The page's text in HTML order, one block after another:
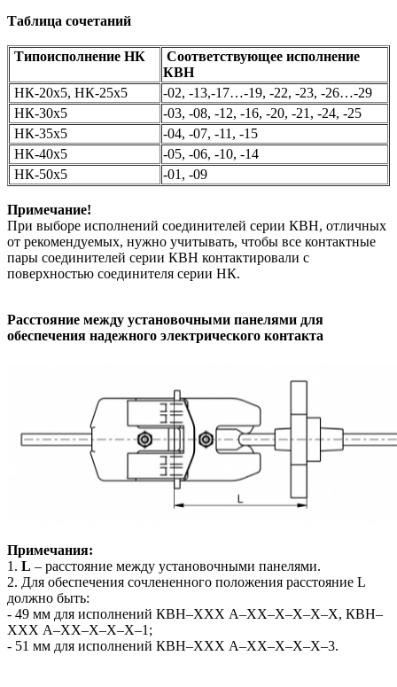
Таблица сочетаний
Типоисполнение НК
Соответствующее исполнение
КВН
НК-20х5, НК-25х5
-02, -13,-17…-19, -22, -23, -26…-29
НК-30х5
-03, -08, -12, -16, -20, -21, -24, -25
НК-35х5
-04, -07, -11, -15
НК-40х5
-05, -06, -10, -14
НК-50х5
-01, -09
Примечание!
При выборе исполнений соединителей серии КВН, отличных
от рекомендуемых, нужно учитывать, чтобы все контактные
пары соединителей серии КВН контактировали с
поверхностью соединителя серии НК.
Расстояние между установочными панелями для
обеспечения надежного электрического контакта
Примечания:
1. L – расстояние между установочными панелями.
2. Для обеспечения сочлененного положения расстояние L
должно быть:
- 49 мм для исполнений КВН–ХХХ А–ХХ–Х–Х–Х–Х, КВН–
ХХХ А–ХХ–Х–Х–Х–1;
- 51 мм для исполнений КВН–ХХХ А–ХХ–Х–Х–Х–3.